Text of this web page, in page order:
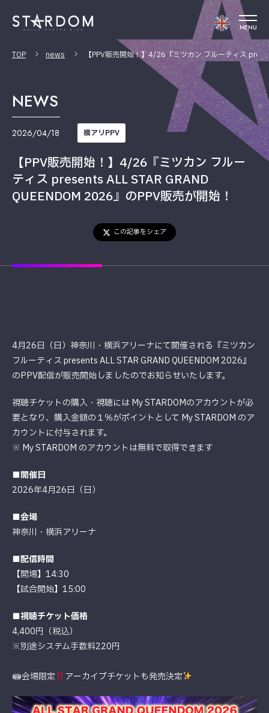
MENU
TOP news 【PPV販売開始！】4/26『ミツカン フルーティス
NEWS
2026/04/18 横アリPPV
【PPV販売開始！】4/26『ミツカン フルー
ティス presents ALL STAR GRAND
QUEENDOM 2026』のPPV販売が開始！
この記事をシェア
4月26日（日）神奈川・横浜アリーナにて開催される『ミツカン
フルーティス presents ALL STAR GRAND QUEENDOM 2026』
のPPV配信が販売開始しましたのでお知らせいたします。
視聴チケットの購入・視聴には My STARDOMのアカウントが必
要となり、購入金額の１％がポイントとして My STARDOM のア
カウントに付与されます。
※ My STARDOM のアカウントは無料で取得できます
■開催日
2026年4月26日（日）
■会場
神奈川・横浜アリーナ
■配信時間
【開場】14:30
【試合開始】15:00
■視聴チケット価格
4,400円（税込）
※別途システム手数料220円
会場限定 アーカイブチケットも発売決定